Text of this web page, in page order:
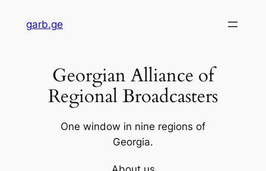
garb.ge
Georgian Alliance of
Regional Broadcasters
One window in nine regions of
Georgia.